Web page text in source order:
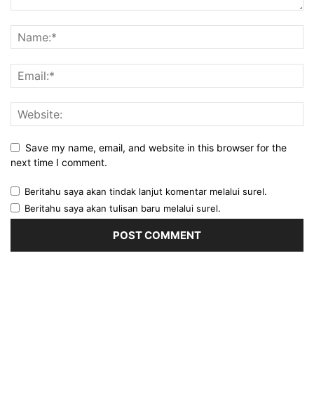
Save my name, email, and website in this browser for the
next time I comment.
Beritahu saya akan tindak lanjut komentar melalui surel.
Beritahu saya akan tulisan baru melalui surel.